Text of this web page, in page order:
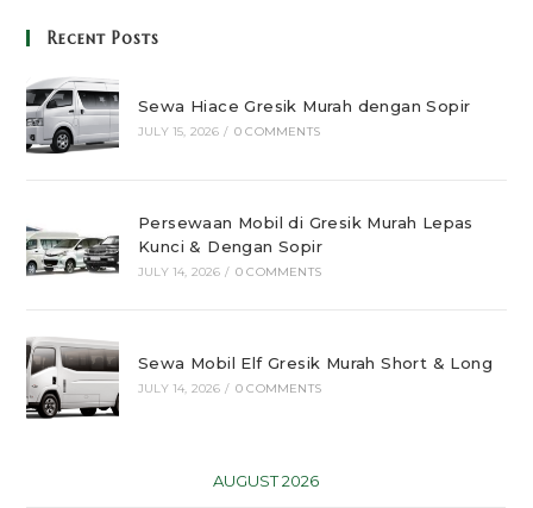
Recent Posts
Sewa Hiace Gresik Murah dengan Sopir
JULY 15, 2026 / 0 COMMENTS
Persewaan Mobil di Gresik Murah Lepas
Kunci & Dengan Sopir
JULY 14, 2026 / 0 COMMENTS
Sewa Mobil Elf Gresik Murah Short & Long
JULY 14, 2026 / 0 COMMENTS
AUGUST 2026